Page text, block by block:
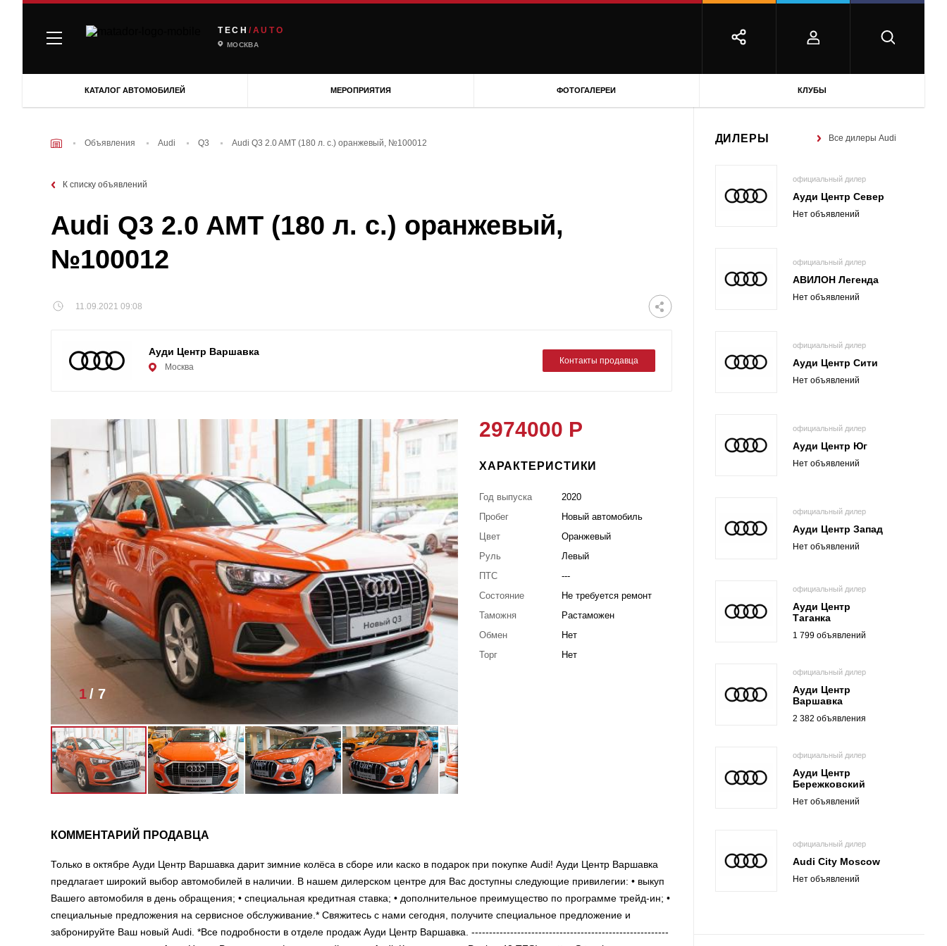
TECH /AUTO
МОСКВА
КАТАЛОГ АВТОМОБИЛЕЙ МЕРОПРИЯТИЯ ФОТОГАЛЕРЕИ КЛУБЫ
Объявления Audi Q3 Audi Q3 2.0 AMT (180 л. с.) оранжевый, №100012
К списку объявлений
Audi Q3 2.0 AMT (180 л. с.) оранжевый,
№100012
11.09.2021 09:08
Ауди Центр Варшавка
Москва
Контакты продавца
1/ 7
2974000 Р
ХАРАКТЕРИСТИКИ
Год выпуска
2020
Пробег
Новый автомобиль
Цвет
Оранжевый
Руль
Левый
ПТС
---
Состояние
Не требуется ремонт
Таможня
Растаможен
Обмен
Нет
Торг
Нет
КОММЕНТАРИЙ ПРОДАВЦА
Только в октябре Ауди Центр Варшавка дарит зимние колёса в сборе или каско в подарок при покупке Audi! Ауди Центр Варшавка
предлагает широкий выбор автомобилей в наличии. В нашем дилерском центре для Вас доступны следующие привилегии: • выкуп
Вашего автомобиля в день обращения; • специальная кредитная ставка; • дополнительное преимущество по программе трейд-ин; •
специальные предложения на сервисное обслуживание.* Свяжитесь с нами сегодня, получите специальное предложение и
забронируйте Ваш новый Audi. *Все подробности в отделе продаж Ауди Центр Варшавка. --------------------------------------------------------
ДИЛЕРЫ Все дилеры Audi
официальный дилер
Ауди Центр Север
Нет объявлений
официальный дилер
АВИЛОН Легенда
Нет объявлений
официальный дилер
Ауди Центр Сити
Нет объявлений
официальный дилер
Ауди Центр Юг
Нет объявлений
официальный дилер
Ауди Центр Запад
Нет объявлений
официальный дилер
Ауди Центр
Таганка
1 799 объявлений
официальный дилер
Ауди Центр
Варшавка
2 382 объявления
официальный дилер
Ауди Центр
Бережковский
Нет объявлений
официальный дилер
Audi City Moscow
Нет объявлений